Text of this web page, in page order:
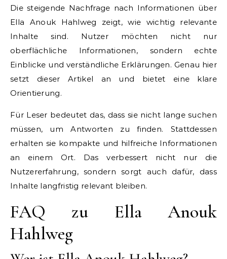
Die steigende Nachfrage nach Informationen über
Ella Anouk Hahlweg zeigt, wie wichtig relevante
Inhalte sind. Nutzer möchten nicht nur
oberflächliche Informationen, sondern echte
Einblicke und verständliche Erklärungen. Genau hier
setzt dieser Artikel an und bietet eine klare
Orientierung.
Für Leser bedeutet das, dass sie nicht lange suchen
müssen, um Antworten zu finden. Stattdessen
erhalten sie kompakte und hilfreiche Informationen
an einem Ort. Das verbessert nicht nur die
Nutzererfahrung, sondern sorgt auch dafür, dass
Inhalte langfristig relevant bleiben.
FAQ zu Ella Anouk
Hahlweg